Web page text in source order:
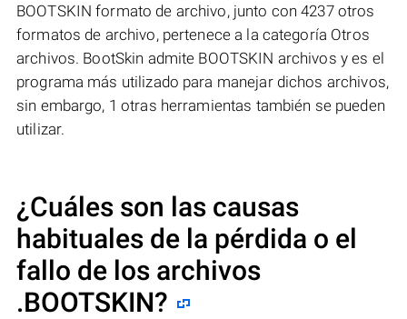
BOOTSKIN formato de archivo, junto con 4237 otros
formatos de archivo, pertenece a la categoría Otros
archivos. BootSkin admite BOOTSKIN archivos y es el
programa más utilizado para manejar dichos archivos,
sin embargo, 1 otras herramientas también se pueden
utilizar.
¿Cuáles son las causas
habituales de la pérdida o el
fallo de los archivos
.BOOTSKIN?